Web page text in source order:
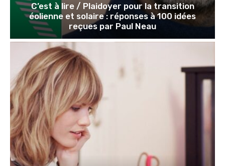
C’est à lire / Plaidoyer pour la transition
éolienne et solaire : réponses à 100 idées
reçues par Paul Neau